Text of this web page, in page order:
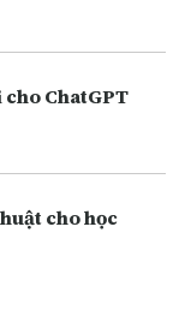
ChatGPT
cho học